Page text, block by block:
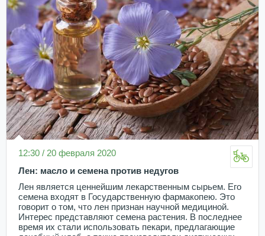
12:30 / 20 февраля 2020
Лен: масло и семена против недугов
Лен является ценнейшим лекарственным сырьем. Его
семена входят в Государственную фармакопею. Это
говорит о том, что лен признан научной медициной.
Интерес представляют семена растения. В последнее
время их стали использовать пекари, предлагающие